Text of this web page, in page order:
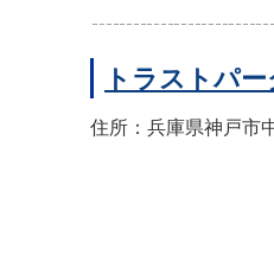
トラストパ
住所：兵庫県神戸市